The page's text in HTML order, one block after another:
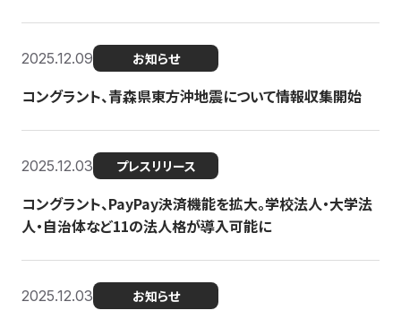
2025.12.09 お知らせ
コングラント、青森県東方沖地震について情報収集開始
2025.12.03 プレスリリース
コングラント、PayPay決済機能を拡大。学校法人・大学法
人・自治体など11の法人格が導入可能に
2025.12.03 お知らせ